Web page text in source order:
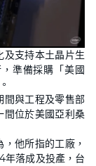
及支持本土晶片生
準備採購「美國
間與工程及零售部
間位於美國亞利桑
他所指的工廠，
年落成及投產，台